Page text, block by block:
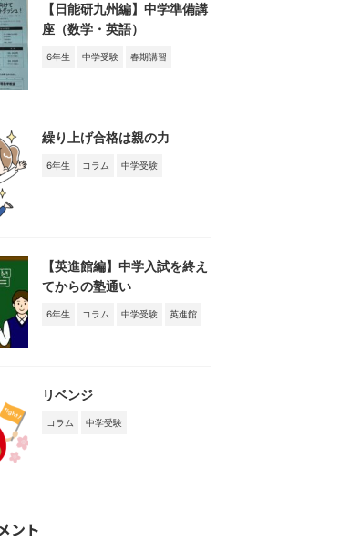
【日能研九州編】中学準備講
座（数学・英語）
6年生 中学受験 春期講習
繰り上げ合格は親の力
6年生 コラム 中学受験
【英進館編】中学入試を終え
てからの塾通い
6年生 コラム 中学受験 英進館
リベンジ
コラム 中学受験
ント